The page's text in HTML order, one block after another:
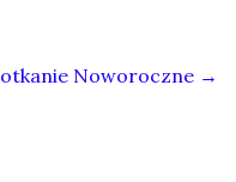
Noworoczne →